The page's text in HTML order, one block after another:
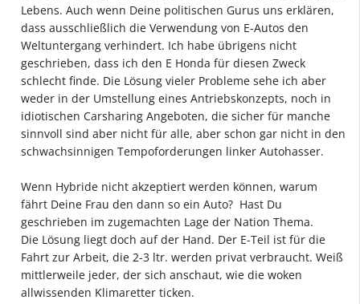
Lebens. Auch wenn Deine politischen Gurus uns erklären,
dass ausschließlich die Verwendung von E-Autos den
Weltuntergang verhindert. Ich habe übrigens nicht
geschrieben, dass ich den E Honda für diesen Zweck
schlecht finde. Die Lösung vieler Probleme sehe ich aber
weder in der Umstellung eines Antriebskonzepts, noch in
idiotischen Carsharing Angeboten, die sicher für manche
sinnvoll sind aber nicht für alle, aber schon gar nicht in den
schwachsinnigen Tempoforderungen linker Autohasser.
Wenn Hybride nicht akzeptiert werden können, warum
fährt Deine Frau den dann so ein Auto? Hast Du
geschrieben im zugemachten Lage der Nation Thema.
Die Lösung liegt doch auf der Hand. Der E-Teil ist für die
Fahrt zur Arbeit, die 2-3 ltr. werden privat verbraucht. Weiß
mittlerweile jeder, der sich anschaut, wie die woken
allwissenden Klimaretter ticken.